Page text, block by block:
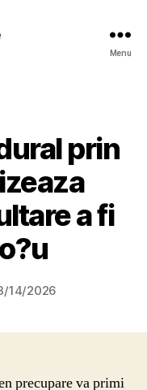
Menu
prin
a fi
14/2026
precupare va primi